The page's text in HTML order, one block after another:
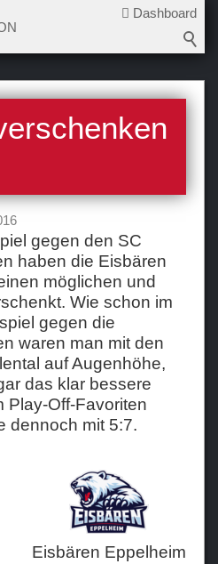
Dashboard
gegen den SC
haben die Eisbären
möglichen und
Wie schon im
gegen die
waren man mit den
auf Augenhöhe,
das klar bessere
Play-Off-Favoriten
dennoch mit 5:7.
Eisbären Eppelheim